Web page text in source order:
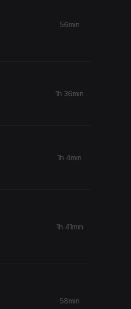
56min
1h 36min
1h 4min
1h 41min
58min